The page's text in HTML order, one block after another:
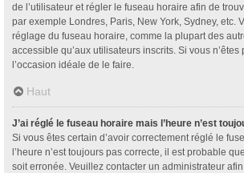
de l’utilisateur et régler le fuseau horaire afin de
par exemple Londres, Paris, New York, Sydney, etc.
réglage du fuseau horaire, comme la plupart des
accessible qu’aux utilisateurs inscrits. Si vous n’êtes
l’occasion idéale de le faire.
Haut
J’ai réglé le fuseau horaire mais l’heure n’est
Si vous êtes certain d’avoir correctement réglé le
l’heure n’est toujours pas correcte, il est probable
soit erronée. Veuillez contacter un administrateur